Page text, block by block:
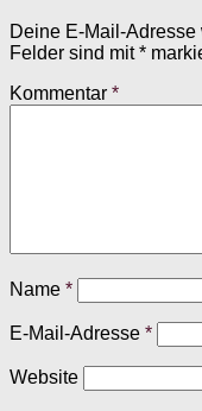
Deine E-Mail-
Felder sind mit*
Kommentar *
Name *
E-Mail-Adresse *
Website